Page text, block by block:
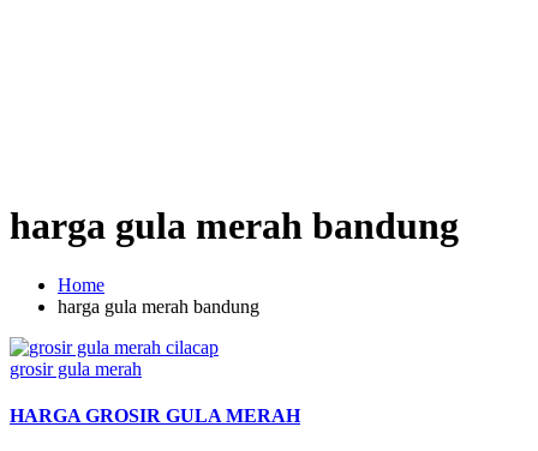
harga gula merah bandung
Home
harga gula merah bandung
Posted
grosir gula merah
HARGA GROSIR GULA MERAH